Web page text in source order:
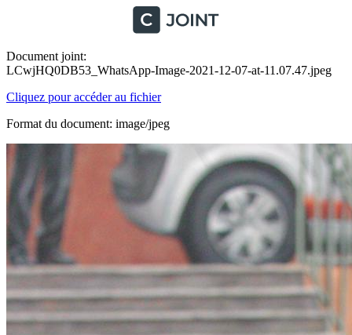
Document joint:
LCwjHQ0DB53_WhatsApp-Image-2021-12-07-at-11.07.47.jpeg
Cliquez pour accéder au fichier
Format du document: image/jpeg